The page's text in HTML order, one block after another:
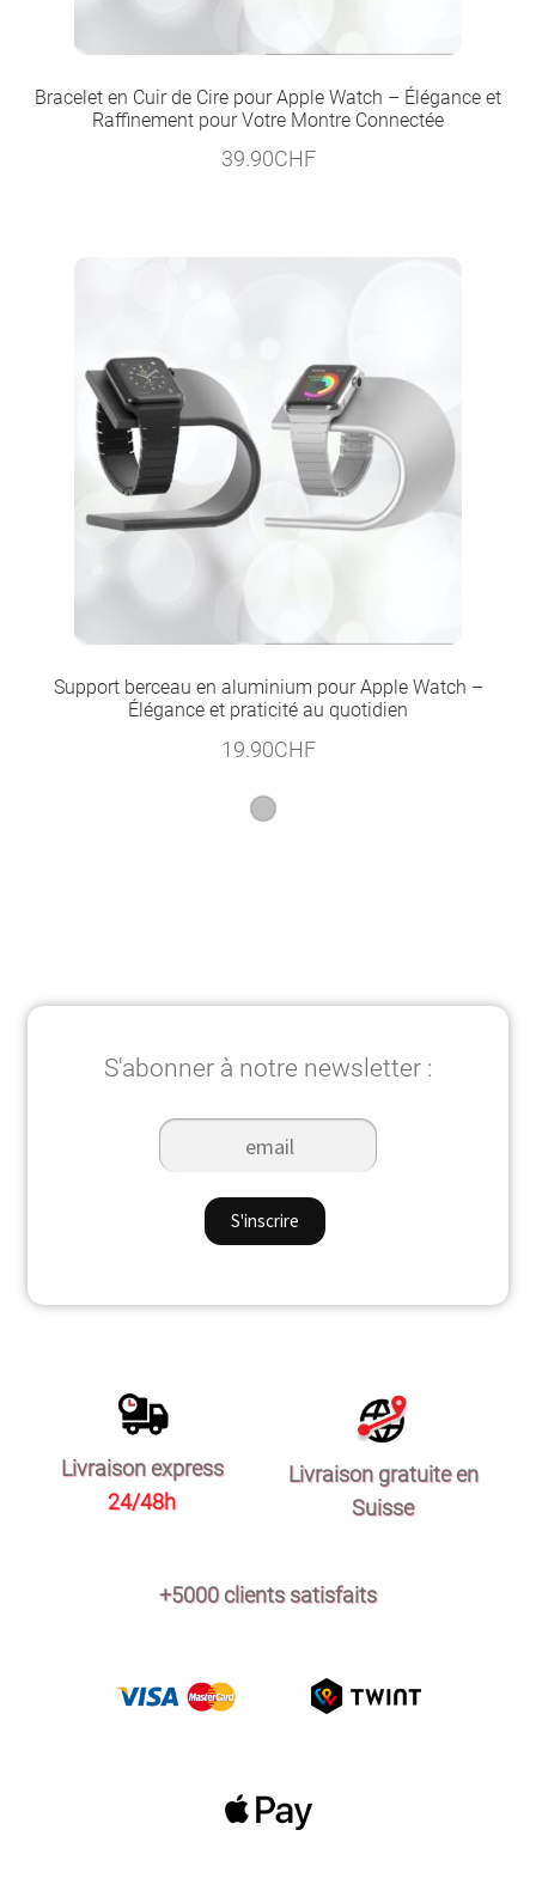
Bracelet en Cuir de Cire pour Apple Watch – Élégance et
Raffinement pour Votre Montre Connectée
39.90CHF
Support berceau en aluminium pour Apple Watch –
Élégance et praticité au quotidien
19.90CHF
S'abonner à notre newsletter :
Livraison express
24/48h
Livraison gratuite en
Suisse
+5000 clients satisfaits